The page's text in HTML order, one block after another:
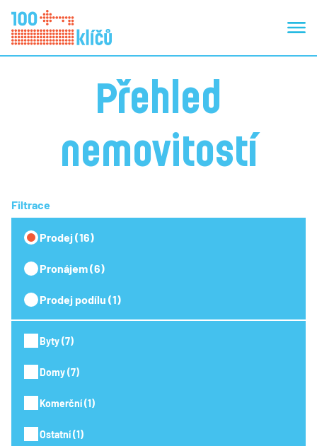
Přehled
nemovitostí
Filtrace
Prodej (16)
Pronájem (6)
Prodej podílu (1)
Byty (7)
Domy (7)
Komerční (1)
Ostatní (1)